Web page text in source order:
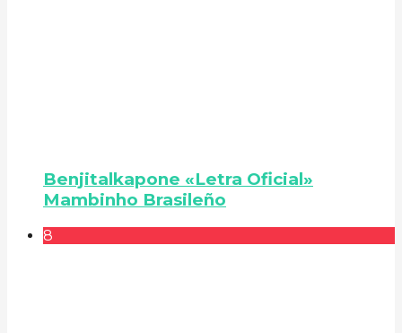
Benjitalkapone «Letra Oficial»
Mambinho Brasileño
8